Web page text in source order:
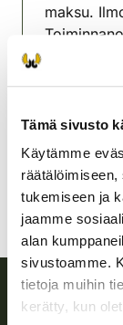
Tämä sivusto
Käytämme
tukemiseen ja
jaamme
alan
sivustoamme.
tietoja muihin
kerätty, kun
maksu.